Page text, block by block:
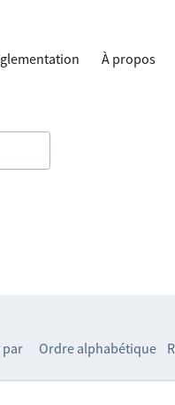
À propos
par Ordre alphabétique